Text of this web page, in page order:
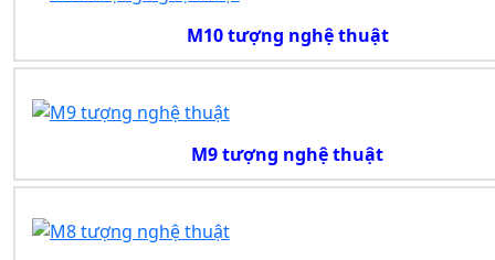
M10 tượng nghệ thuật
M9 tượng nghệ thuật